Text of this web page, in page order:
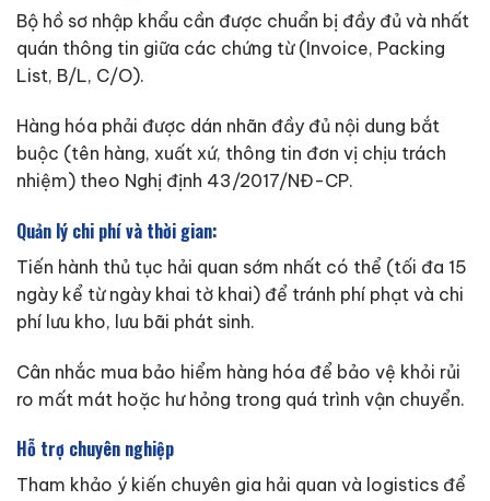
Bộ hồ sơ nhập khẩu cần được chuẩn bị đầy đủ và nhất
quán thông tin giữa các chứng từ (Invoice, Packing
List, B/L, C/O).
Hàng hóa phải được dán nhãn đầy đủ nội dung bắt
buộc (tên hàng, xuất xứ, thông tin đơn vị chịu trách
nhiệm) theo Nghị định 43/2017/NĐ-CP.
Quản lý chi phí và thời gian:
Tiến hành thủ tục hải quan sớm nhất có thể (tối đa 15
ngày kể từ ngày khai tờ khai) để tránh phí phạt và chi
phí lưu kho, lưu bãi phát sinh.
Cân nhắc mua bảo hiểm hàng hóa để bảo vệ khỏi rủi
ro mất mát hoặc hư hỏng trong quá trình vận chuyển.
Hỗ trợ chuyên nghiệp
Tham khảo ý kiến chuyên gia hải quan và logistics để